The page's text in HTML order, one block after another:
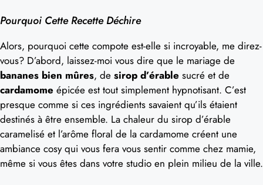
Pourquoi Cette Recette Déchire
Alors, pourquoi cette compote est-elle si incroyable, me direz-
vous? D’abord, laissez-moi vous dire que le mariage de
bananes bien mûres, de sirop d’érable sucré et de
cardamome épicée est tout simplement hypnotisant. C’est
presque comme si ces ingrédients savaient qu’ils étaient
destinés à être ensemble. La chaleur du sirop d’érable
caramelisé et l’arôme floral de la cardamome créent une
ambiance cosy qui vous fera vous sentir comme chez mamie,
même si vous êtes dans votre studio en plein milieu de la ville.